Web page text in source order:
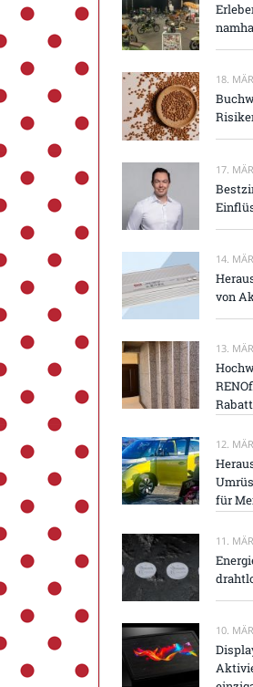
18.
17.
14.
von
13.
12.
für
11.
10.